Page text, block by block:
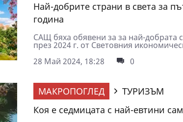
Най-добрите страни в света за
година
САЩ бяха обявени за за най-добрата
през 2024 г. от Световния
28 Май 2024, 18:28
0
МАКРОПОГЛЕД
ТУРИЗЪМ
Коя e седмицата с най-евтини